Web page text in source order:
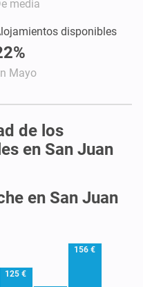
media
disponibles
Mayo
de los
en San Juan
en San Juan
125 €
156 €